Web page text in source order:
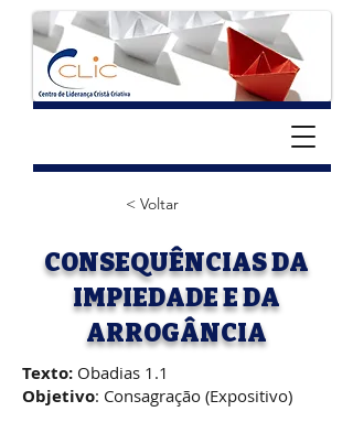
< Voltar
CONSEQUÊNCIAS DA
IMPIEDADE E DA
ARROGÂNCIA
Texto: Obadias 1.1
Objetivo: Consagração (Expositivo)